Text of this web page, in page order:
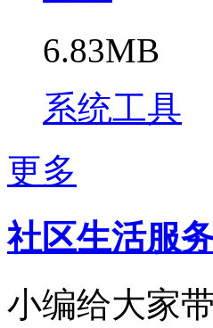
6.83MB
系统工具
更多
社区生活服
小编给大家